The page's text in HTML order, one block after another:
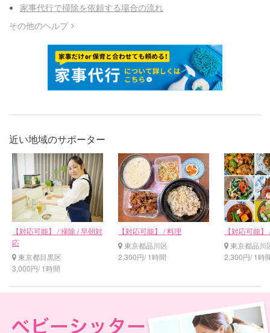
家事代行で掃除を依頼する場合の流れ
その他のヘルプ
近い地域のサポーター
【対応可能】 / 掃除 / 早朝対
応
東京都目黒区
3,000円/ 1時間
【対応可能】 / 料理
東京都品川区
2,300円/ 1時間
【対応可能
東京都品川
2,300円/ 1時